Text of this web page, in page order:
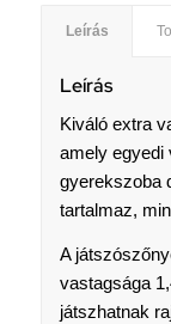
Leírás
Leírás
Kiváló extra
amely egyedi
gyerekszoba
tartalmaz,
A
vastagsága
játszhatnak